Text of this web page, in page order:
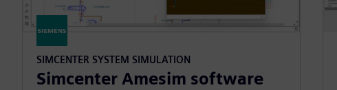
SIMCENTER SYSTEM SIMULATION
Simcenter Amesim software